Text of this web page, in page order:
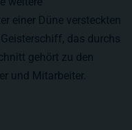
einer Düne versteckten
das durchs
gehört zu den
und Mitarbeiter.